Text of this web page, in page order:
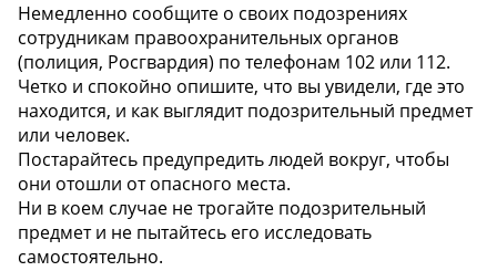
Немедленно сообщите о своих подозрениях
сотрудникам правоохранительных органов
(полиция, Росгвардия) по телефонам 102 или 112.
Четко и спокойно опишите, что вы увидели, где это
находится, и как выглядит подозрительный предмет
или человек.
Постарайтесь предупредить людей вокруг, чтобы
они отошли от опасного места.
Ни в коем случае не трогайте подозрительный
предмет и не пытайтесь его исследовать
самостоятельно.